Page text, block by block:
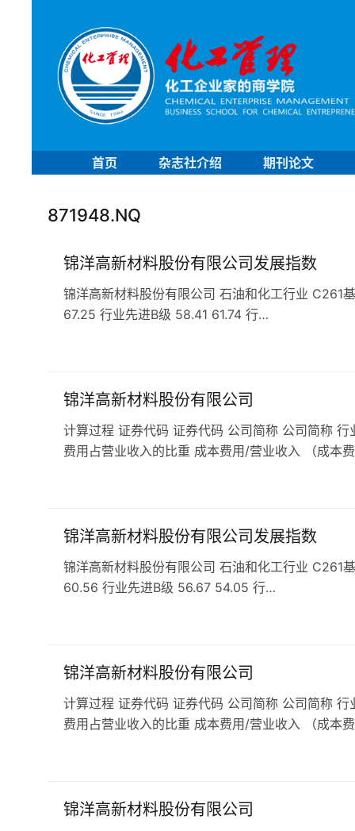
首页 杂志社介绍 期刊论文
871948.NQ
锦洋高新材料股份有限公司发展指数
锦洋高新材料股份有限公司 石油和化工行业
67.25 行业先进B级 58.41 61.74 行…
锦洋高新材料股份有限公司
计算过程 证券代码 证券代码 公司简称 公司简称
费用占营业收入的比重 成本费用/营业收入 （成本
锦洋高新材料股份有限公司发展指数
锦洋高新材料股份有限公司 石油和化工行业
60.56 行业先进B级 56.67 54.05 行…
锦洋高新材料股份有限公司
计算过程 证券代码 证券代码 公司简称 公司简称
费用占营业收入的比重 成本费用/营业收入 （成本
锦洋高新材料股份有限公司